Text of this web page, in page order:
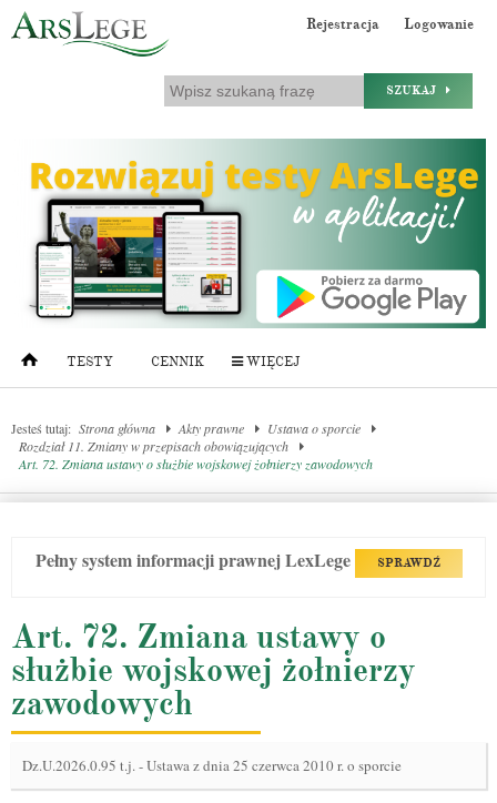
Rejestracja Logowanie
SZUKAJ
TESTY CENNIK WIĘCEJ
Jesteś tutaj: Strona główna Akty prawne
Ustawa o sporcie
Rozdział 11. Zmiany w przepisach obowiązujących
Art. 72. Zmiana ustawy o służbie wojskowej żołnierzy zawodowych
Pełny system informacji prawnej LexLege SPRAWDŹ
Art. 72. Zmiana ustawy o
służbie wojskowej żołnierzy
zawodowych
Dz.U.2026.0.95 t.j.-Ustawa z dnia 25 czerwca 2010 r. o sporcie